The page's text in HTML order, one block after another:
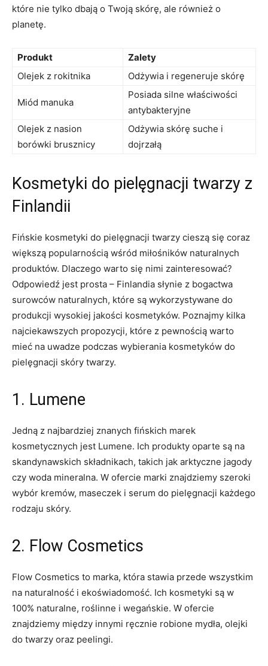
które‌ nie ‍tylko ​dbają o⁢ Twoją skórę,⁢ ale również o
planetę.
Produkt
Zalety
Olejek z rokitnika
Odżywia i regeneruje skórę
Miód manuka
Posiada silne właściwości
antybakteryjne
Olejek z⁤ nasion
borówki ⁢brusznicy
Odżywia skórę suche i
dojrzałą
Kosmetyki do pielęgnacji ⁢twarzy z
Finlandii
Fińskie kosmetyki do pielęgnacji twarzy cieszą się coraz
większą popularnością wśród miłośników naturalnych
produktów. Dlaczego warto się nimi zainteresować?
Odpowiedź jest​ prosta – Finlandia ‍słynie z bogactwa
surowców ‌naturalnych, które są wykorzystywane do
produkcji wysokiej jakości kosmetyków. Poznajmy kilka
najciekawszych propozycji, które z pewnością warto
mieć na uwadze⁤ podczas⁤ wybierania kosmetyków do
pielęgnacji skóry twarzy.
1. Lumene
Jedną z ⁢najbardziej‍ znanych fińskich marek
kosmetycznych jest Lumene. Ich produkty ‌oparte są na
skandynawskich składnikach, takich jak arktyczne jagody‌
czy‍ woda⁤ mineralna.⁤ W ofercie marki‍ znajdziemy szeroki⁢
wybór kremów, maseczek i serum do pielęgnacji każdego
⁤rodzaju skóry.
2. Flow Cosmetics
Flow⁢ Cosmetics to marka, ‍która stawia przede wszystkim
na naturalność i ekoświadomość. Ich kosmetyki są w⁢
100% naturalne, roślinne i wegańskie. W ​ofercie
znajdziemy między innymi ⁢ręcznie robione mydła, olejki
do ‌twarzy ‌oraz peelingi.